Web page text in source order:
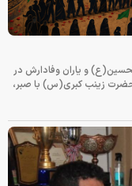
و یاران وفادارش در
زینب کبری(س) با صبر،